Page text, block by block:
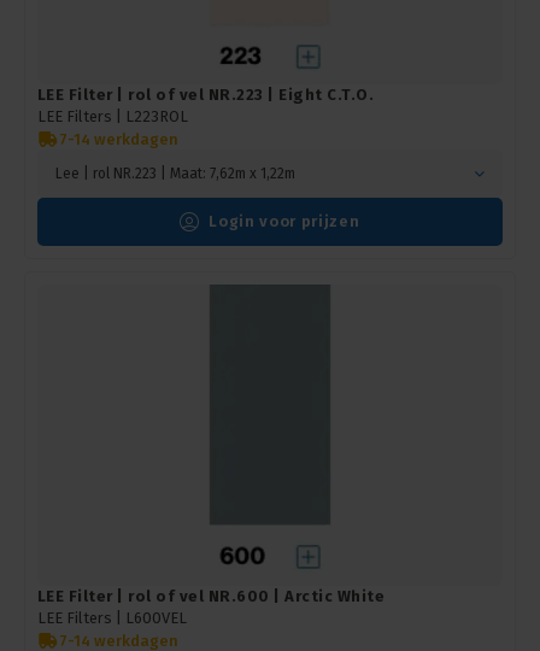
LEE Filter | rol of vel NR.223 | Eight C.T.O.
LEE Filters |
L223ROL
7-14 werkdagen
Lee | rol NR.223 | Maat: 7,62m x 1,22m
Login voor prijzen
LEE Filter | rol of vel NR.600 | Arctic White
LEE Filters |
L600VEL
7-14 werkdagen